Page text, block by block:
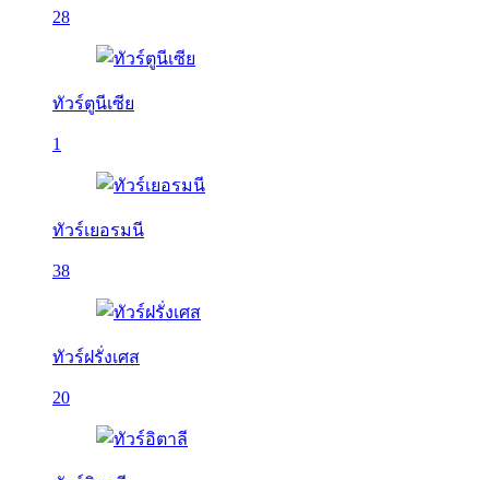
28
ทัวร์ตูนีเซีย
1
ทัวร์เยอรมนี
38
ทัวร์ฝรั่งเศส
20